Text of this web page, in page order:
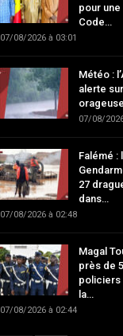
pour
Code…
07/08/2026 à 03:01
Météo :
alerte
07/08/
Falémé :
27
dans…
07/08/2026 à 02:48
Magal
près de
policiers
la…
07/08/2026 à 02:44